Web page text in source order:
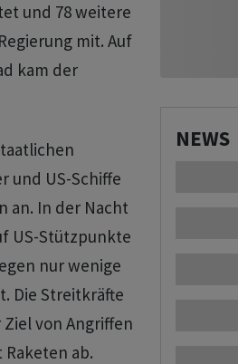
und 78 weitere
mit. Auf
kam der
und US-Schiffe
an. In der Nacht
US-Stützpunkte
nur wenige
Die Streitkräfte
von Angriffen
ab.
NEWS